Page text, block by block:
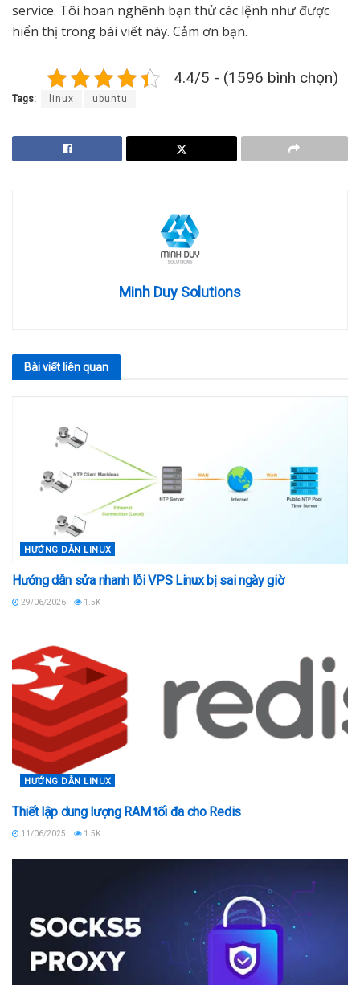
service. Tôi hoan nghênh bạn thử các lệnh như được
hiển thị trong bài viết này. Cảm ơn bạn.
4.4/5 - (1596 bình chọn)
Tags: linux ubuntu
Minh Duy Solutions
Bài viết liên quan
HƯỚNG DẪN LINUX
Hướng dẫn sửa nhanh lỗi VPS Linux bị sai ngày giờ
29/06/2026 1.5K
HƯỚNG DẪN LINUX
Thiết lập dung lượng RAM tối đa cho Redis
11/06/2025 1.5K